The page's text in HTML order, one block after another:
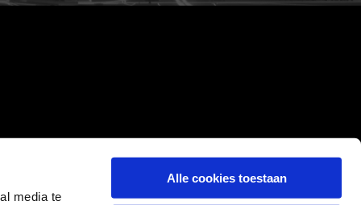
media te
Alle cookies toestaan